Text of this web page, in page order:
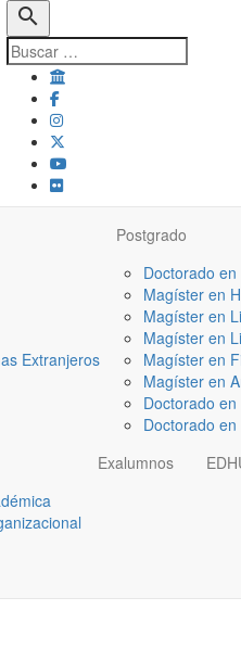
search
Extranjeros
Postgrado
Doctorado
Magíster en
Magíster en
Magíster en
Magíster en
Magíster en
Doctorado
Doctorado
Exalumnos